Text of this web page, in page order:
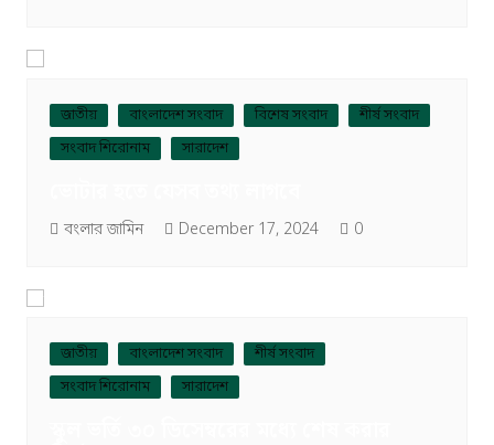
জাতীয় বাংলাদেশ সংবাদ বিশেষ সংবাদ
শীর্ষ সংবাদ
সংবাদ শিরোনাম
সারাদেশ
বংলার জামিন December 17, 2024 0
জাতীয় বাংলাদেশ সংবাদ
শীর্ষ সংবাদ
সংবাদ শিরোনাম
সারাদেশ